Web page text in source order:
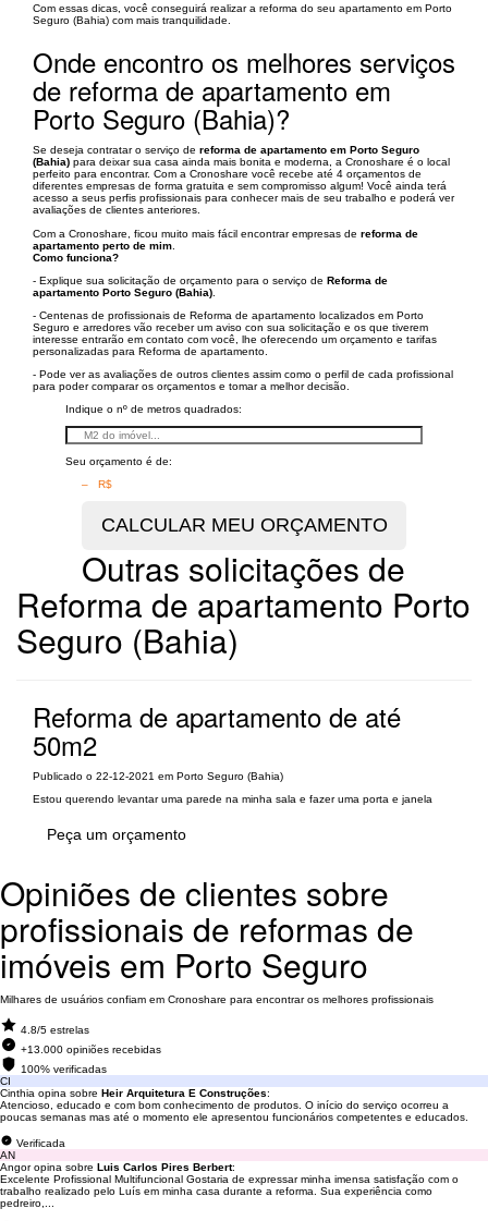
Com essas dicas, você conseguirá realizar a reforma do seu apartamento em Porto
Seguro (Bahia) com mais tranquilidade.
Onde encontro os melhores serviços
de reforma de apartamento em
Porto Seguro (Bahia)?
Se deseja contratar o serviço de reforma de apartamento em Porto Seguro
(Bahia) para deixar sua casa ainda mais bonita e moderna, a Cronoshare é o local
perfeito para encontrar. Com a Cronoshare você recebe até 4 orçamentos de
diferentes empresas de forma gratuita e sem compromisso algum! Você ainda terá
acesso a seus perfis profissionais para conhecer mais de seu trabalho e poderá ver
avaliações de clientes anteriores.
Com a Cronoshare, ficou muito mais fácil encontrar empresas de reforma de
apartamento perto de mim
Como funciona?
- Explique sua solicitação de orçamento para o serviço de Reforma de
apartamento Porto Seguro (Bahia)
- Centenas de profissionais de Reforma de apartamento localizados em Porto
Seguro e arredores vão receber um aviso con sua solicitação e os que tiverem
interesse entrarão em contato com você, lhe oferecendo um orçamento e tarifas
personalizadas para Reforma de apartamento.
- Pode ver as avaliações de outros clientes assim como o perfil de cada profissional
para poder comparar os orçamentos e tomar a melhor decisão.
Indique o nº de metros quadrados:
Seu orçamento é de:
– R$
Outras solicitações de
Reforma de apartamento Porto
Seguro (Bahia)
Reforma de apartamento de até
50m2
Publicado o 22-12-2021 em Porto Seguro (Bahia)
Estou querendo levantar uma parede na minha sala e fazer uma porta e janela
Peça um orçamento
Opiniões de clientes sobre
profissionais de reformas de
imóveis em Porto Seguro
Milhares de usuários confiam em Cronoshare para encontrar os melhores profissionais
4.8/5 estrelas
+13.000 opiniões recebidas
100% verificadas
CI
Cinthia opina sobre Heir Arquitetura E Construções:
Atencioso, educado e com bom conhecimento de produtos. O início do serviço ocorreu a
poucas semanas mas até o momento ele apresentou funcionários competentes e educados.
Verificada
AN
Angor opina sobre Luis Carlos Pires Berbert:
Excelente Profissional Multifuncional Gostaria de expressar minha imensa satisfação com o
trabalho realizado pelo Luís em minha casa durante a reforma. Sua experiência como
pedreiro,...